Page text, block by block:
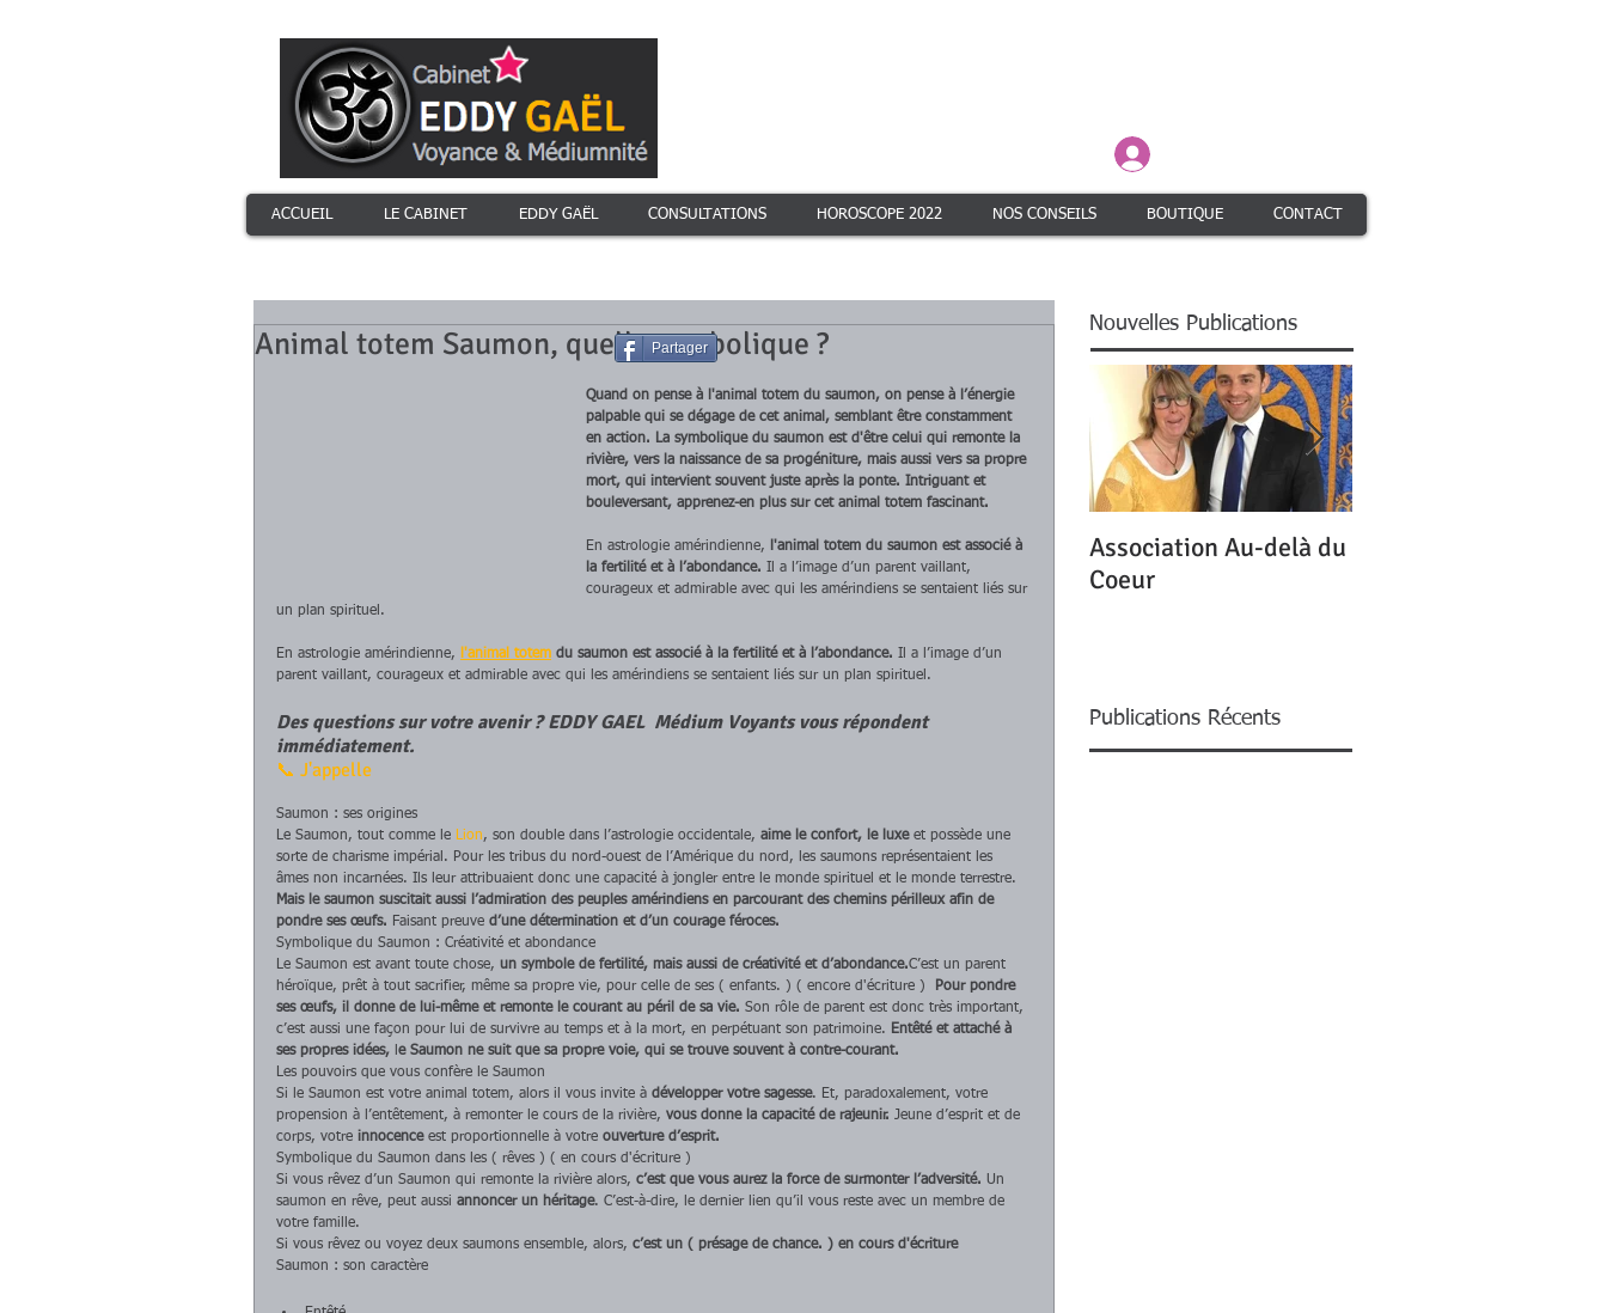
ACCUEIL LE CABINET EDDY GAËL CONSULTATIONS HOROSCOPE 2022 NOS CONSEILS BOUTIQUE CONTACT
Animal totem Saumon, quelle symbolique ?
Quand on pense à l'animal totem du saumon, on pense à l’énergie
palpable qui se dégage de cet animal, semblant être constamment
en action. La symbolique du saumon est d'être celui qui remonte la
rivière, vers la naissance de sa progéniture, mais aussi vers sa propre
mort, qui intervient souvent juste après la ponte. Intriguant et
bouleversant, apprenez-en plus sur cet animal totem fascinant.
En astrologie amérindienne,
l'animal totem du saumon est associé à
la fertilité et à l’abondance. Il a l’image d’un parent vaillant,
courageux et admirable avec qui les amérindiens se sentaient liés sur
un plan spirituel.
En astrologie amérindienne, l'animal totem du saumon est associé à la fertilité et à l’abondance. Il a l’image d’un
parent vaillant, courageux et admirable avec qui les amérindiens se sentaient liés sur un plan spirituel.
Des questions sur votre avenir ? EDDY GAEL  Médium Voyants vous répondent
immédiatement.
📞 J'appelle
Saumon : ses origines
Le Saumon, tout comme le Lion, son double dans l’astrologie occidentale, aime le confort, le luxe et possède une
sorte de charisme impérial. Pour les tribus du nord-ouest de l’Amérique du nord, les saumons représentaient les
âmes non incarnées. Ils leur attribuaient donc une capacité à jongler entre le monde spirituel et le monde terrestre.
Mais le saumon suscitait aussi l’admiration des peuples amérindiens en parcourant des chemins périlleux afin de
pondre ses œufs. Faisant preuve d’une détermination et d’un courage féroces.
Symbolique du Saumon : Créativité et abondance
Le Saumon est avant toute chose, un symbole de fertilité, mais aussi de créativité et d’abondance.C’est un parent
héroïque, prêt à tout sacrifier, même sa propre vie, pour celle de ses ( enfants. ) ( encore d'écriture )
Pour pondre
ses œufs, il donne de lui-même et remonte le courant au péril de sa vie. Son rôle de parent est donc très important,
c’est aussi une façon pour lui de survivre au temps et à la mort, en perpétuant son patrimoine. Entêté et attaché à
ses propres idées, e Saumon ne suit que sa propre voie, qui se trouve souvent à contre-courant.
Les pouvoirs que vous confère le Saumon
Si le Saumon est votre animal totem, alors il vous invite à développer votre sagesse. Et, paradoxalement, votre
propension à l’entêtement, à remonter le cours de la rivière, vous donne la capacité de rajeunir. Jeune d’esprit et de
corps, votre innocence est proportionnelle à votre ouverture d’esprit.
Symbolique du Saumon dans les ( rêves ) ( en cours d'écriture )
Si vous rêvez d’un Saumon qui remonte la rivière alors, c’est que vous aurez la force de surmonter l’adversité. Un
saumon en rêve, peut aussi annoncer un héritage. C’est-à-dire, le dernier lien qu’il vous reste avec un membre de
votre famille.
Si vous rêvez ou voyez deux saumons ensemble, alors, c’est un ( présage de chance. ) en cours d'écriture
Saumon : son caractère
Partager
Nouvelles Publications
Association Au-delà du
Coeur
Publications Récents